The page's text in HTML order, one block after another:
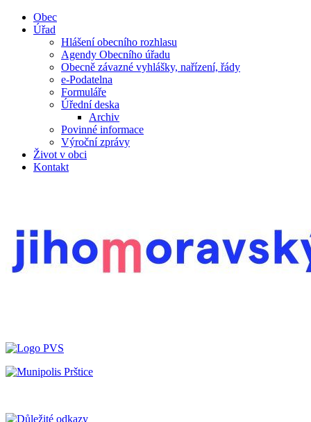
Obec
Úřad
Hlášení obecního rozhlasu
Agendy Obecního úřadu
Obecně závazné vyhlášky, nařízení, řády
e-Podatelna
Formuláře
Úřední deska
Archiv
Povinné informace
Výroční zprávy
Život v obci
Kontakt